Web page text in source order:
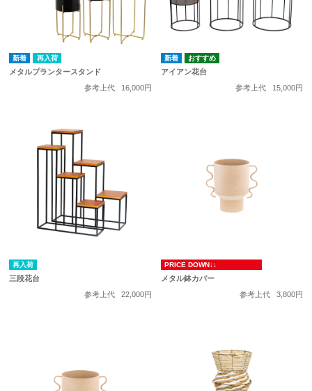
再入荷
メタルプランタースタンド
参考上代
16,000円
アイアン花台
参考上代
15,000円
再入荷
三段花台
参考上代
22,000円
PRICE DOWN↓↓
メタル鉢カバー
参考上代
3,800円